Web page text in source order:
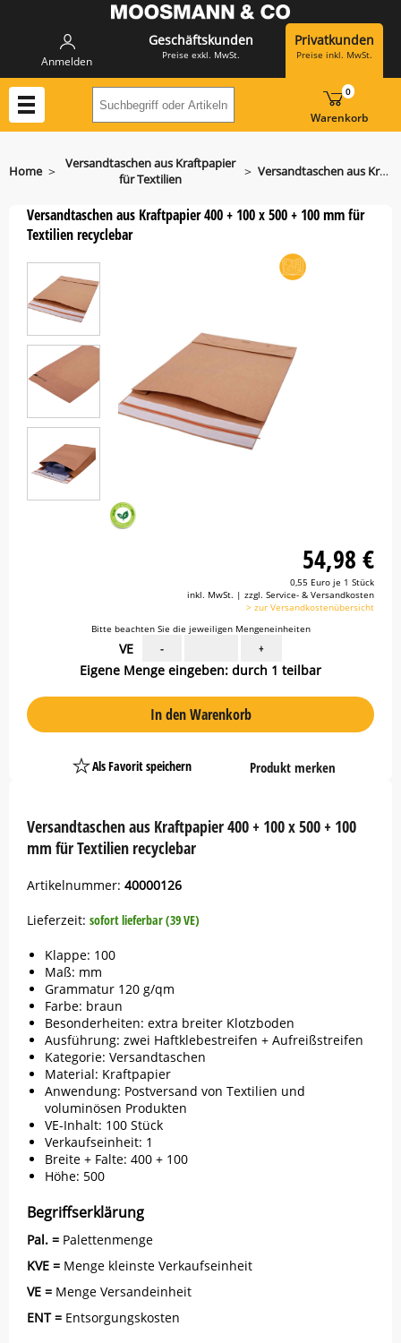
Anmelden
Geschäftskunden
Preise exkl. MwSt.
Privatkunden
Preise inkl. MwSt.
Suchbegriff oder Artikelnummer hier
Warenkorb
0
Home >
Versandtaschen aus Kraftpapier
für Textilien
> Versandtaschen aus Kraftpapier für Textilien 400 + 100 x 500 + 100 mm
Versandtaschen aus Kraftpapier 400 + 100 x 500 + 100
mm für Textilien recyclebar
Artikelnummer: 40000126
Lieferzeit: sofort lieferbar (39 VE)
Klappe: 100
Maß: mm
Grammatur 120 g/qm
Farbe: braun
Besonderheiten: extra breiter Klotzboden
Ausführung: zwei Haftklebestreifen + Aufreißstreifen
Kategorie: Versandtaschen
Material: Kraftpapier
Anwendung: Postversand von Textilien und
voluminösen Produkten
VE-Inhalt: 100 Stück
Verkaufseinheit: 1
Breite + Falte: 400 + 100
Höhe: 500
Begriffserklärung
Pal. = Palettenmenge
KVE = Menge kleinste Verkaufseinheit
VE = Menge Versandeinheit
ENT = Entsorgungskosten
Versandtaschen aus Kraftpapier 400 + 100 x 500 + 100 mm für
Textilien recyclebar
54,98 €
0,55 Euro je 1 Stück
inkl. MwSt. | zzgl. Service- & Versandkosten
> zur Versandkostenübersicht
Bitte beachten Sie die jeweiligen Mengeneinheiten
VE - +
Eigene Menge eingeben: durch 1 teilbar
In den Warenkorb
Als Favorit speichern
PlatzhalterProdukt merken